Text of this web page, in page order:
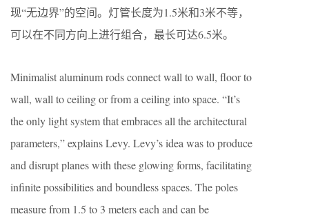
现“无边界”的空间。灯管长度为1.5米和3米不等，
可以在不同方向上进行组合，最长可达6.5米。
Minimalist aluminum rods connect wall to wall, floor to
wall, wall to ceiling or from a ceiling into space. “It’s
the only light system that embraces all the architectural
parameters,” explains Levy. Levy’s idea was to produce
and disrupt planes with these glowing forms, facilitating
infinite possibilities and boundless spaces. The poles
measure from 1.5 to 3 meters each and can be